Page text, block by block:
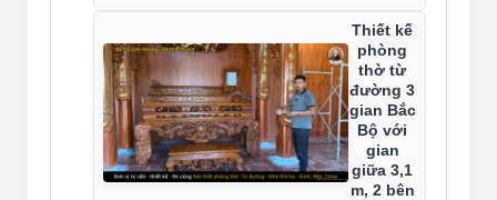
Thiết kế
phòng
thờ từ
đường 3
gian Bắc
Bộ với
gian
giữa 3,1
m, 2 bên